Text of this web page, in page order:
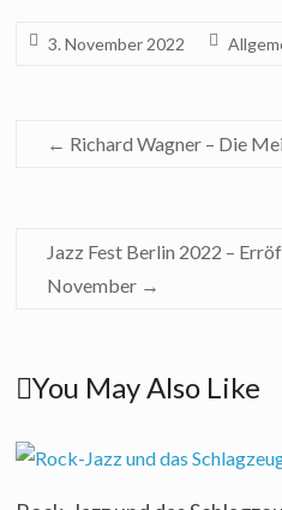
3. November 2022
← Richard Wagner – Die
Jazz Fest Berlin 2022 –
November →
You May Also Like